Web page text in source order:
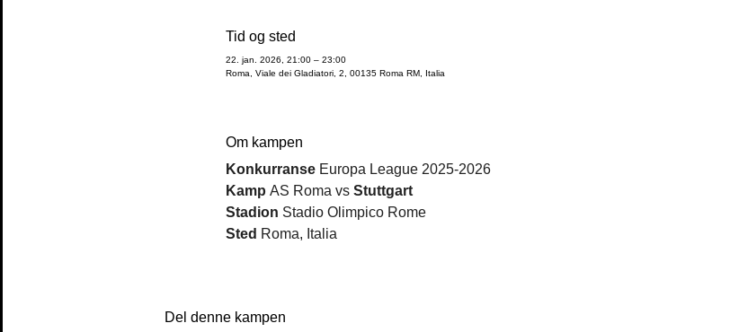
Tid og sted
22. jan. 2026, 21:00 – 23:00
Roma, Viale dei Gladiatori, 2, 00135 Roma RM, Italia
Om kampen
Konkurranse Europa League 2025-2026
Kamp AS Roma vs Stuttgart
Stadion Stadio Olimpico Rome
Sted Roma, Italia
Del denne kampen